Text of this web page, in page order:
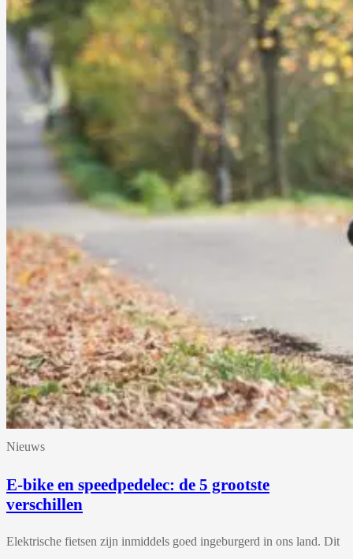
Nieuws
E-bike en speedpedelec: de 5 grootste
verschillen
Elektrische fietsen zijn inmiddels goed ingeburgerd in ons land. Dit